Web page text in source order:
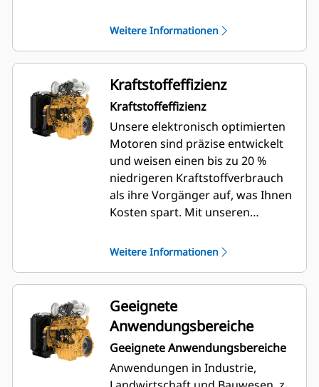
Weitere Informationen
Kraftstoffeffizienz
Kraftstoffeffizienz
Unsere elektronisch optimierten
Motoren sind präzise entwickelt
und weisen einen bis zu 20 %
niedrigeren Kraftstoffverbrauch
als ihre Vorgänger auf, was Ihnen
Kosten spart. Mit unseren
Regelungsalgorithmen lässt sich
bis nur 185 g/kWh reduzieren und
bei niedrigen Betriebskosten an
die Betriebszyklen zahlreicher
Maschinen und Anwendungen
anpassen, selbst in verschiedenen
Höhenlagen und bei
unterschiedlichen
Weitere Informationen
Geeignete
Anwendungsbereiche
Geeignete Anwendungsbereiche
Anwendungen in Industrie,